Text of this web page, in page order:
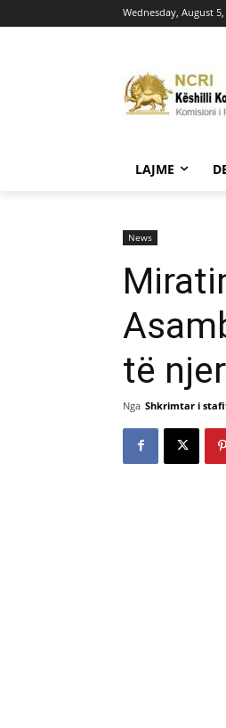
Wednesday, August 5,
LAJME
News
të
Nga Shkrimtar i